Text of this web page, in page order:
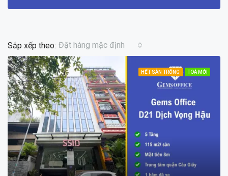
Sắp xếp theo: Đặt hàng mặc định
HẾT SÀN TRỐNG TOÀ MỚI